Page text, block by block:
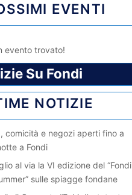
EVENTI
evento trovato!
Su Fondi
NOTIZIE
comicità e negozi aperti fino a
a Fondi
al via la VI edizione del “Fondi
sulle spiagge fondane